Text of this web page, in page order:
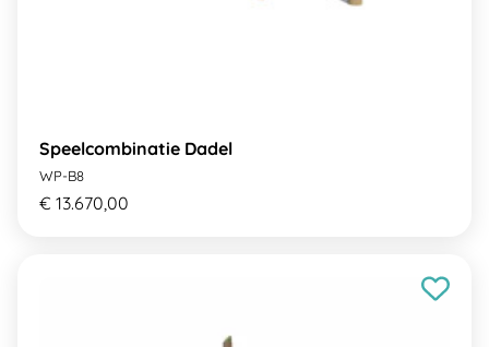
Speelcombinatie Dadel
WP-B8
€ 13.670,00